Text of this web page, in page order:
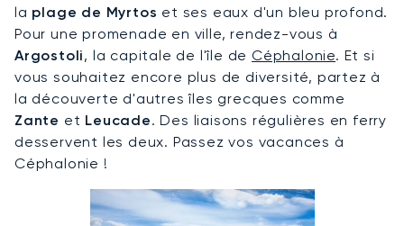
la plage de Myrtos et ses eaux d'un bleu profond.
Pour une promenade en ville, rendez-vous à
Argostoli, la capitale de l'île deCéphalonie. Et si
vous souhaitez encore plus de diversité, partez à
la découverte d'autres îles grecques comme
Zante et Leucade. Des liaisons régulières en ferry
desservent les deux. Passez vos vacances à
Céphalonie !